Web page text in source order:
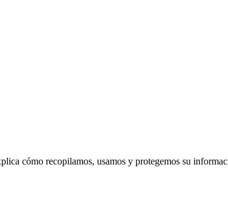
cómo recopilamos, usamos y protegemos su